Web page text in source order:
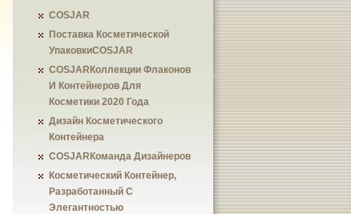
COSJAR
Поставка Косметической
УпаковкиCOSJAR
COSJARКоллекции Флаконов
И Контейнеров Для
Косметики 2020 Года
Дизайн Косметического
Контейнера
COSJARКоманда Дизайнеров
Косметический Контейнер,
Разработанный С
Элегантностью